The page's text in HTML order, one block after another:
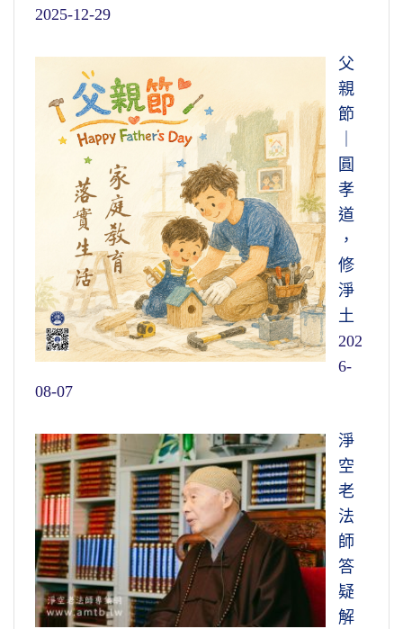
2025-12-29
父
親
節
圓
孝
道
，
修
淨
土
202
6-
08-07
淨
空
老
法
師
答
疑
解